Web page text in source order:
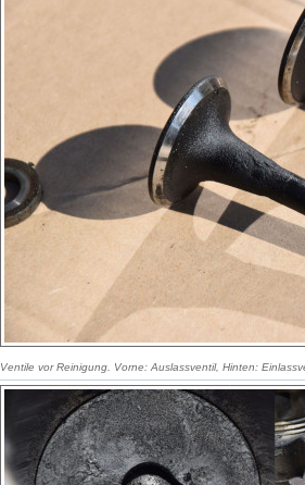
Ventile vor Reinigung. Vorne: Auslassventil, Hinten: